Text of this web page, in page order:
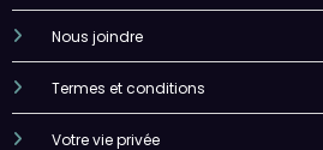
Nous joindre
Termes et conditions
Votre vie privée